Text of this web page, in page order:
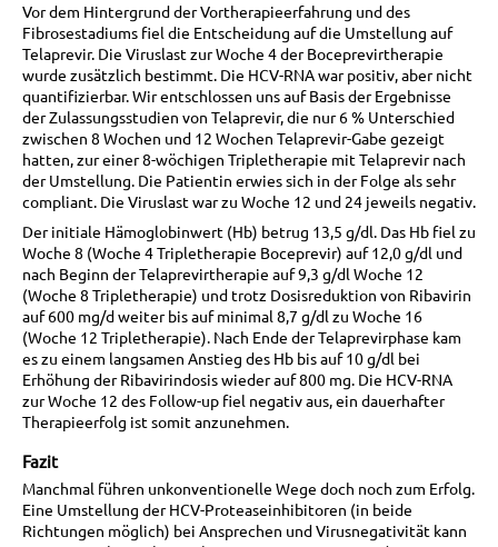
Vor dem Hintergrund der Vortherapieerfahrung und des
Fibrosestadiums fiel die Entscheidung auf die Umstellung auf
Telaprevir. Die Viruslast zur Woche 4 der Boceprevirtherapie
wurde zusätzlich bestimmt. Die HCV-RNA war positiv, aber nicht
quantifizierbar. Wir entschlossen uns auf Basis der Ergebnisse
der Zulassungsstudien von Telaprevir, die nur 6 % Unterschied
zwischen 8 Wochen und 12 Wochen Telaprevir-Gabe gezeigt
hatten, zur einer 8-wöchigen Tripletherapie mit Telaprevir nach
der Umstellung. Die Patientin erwies sich in der Folge als sehr
compliant. Die Viruslast war zu Woche 12 und 24 jeweils negativ.
Der initiale Hämoglobinwert (Hb) betrug 13,5 g/dl. Das Hb fiel zu
Woche 8 (Woche 4 Tripletherapie Boceprevir) auf 12,0 g/dl und
nach Beginn der Telaprevirtherapie auf 9,3 g/dl Woche 12
(Woche 8 Tripletherapie) und trotz Dosisreduktion von Ribavirin
auf 600 mg/d weiter bis auf minimal 8,7 g/dl zu Woche 16
(Woche 12 Tripletherapie). Nach Ende der Telaprevirphase kam
es zu einem langsamen Anstieg des Hb bis auf 10 g/dl bei
Erhöhung der Ribavirindosis wieder auf 800 mg. Die HCV-RNA
zur Woche 12 des Follow-up fiel negativ aus, ein dauerhafter
Therapieerfolg ist somit anzunehmen.
Fazit
Manchmal führen unkonventionelle Wege doch noch zum Erfolg.
Eine Umstellung der HCV-Proteaseinhibitoren (in beide
Richtungen möglich) bei Ansprechen und Virusnegativität kann